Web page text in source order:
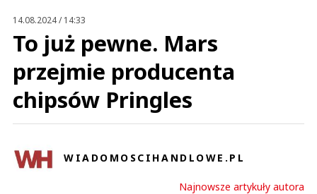
14.08.2024 / 14:33
To już pewne. Mars
przejmie producenta
chipsów Pringles
WIADOMOSCIHANDLOWE.PL
Najnowsze artykuły autora